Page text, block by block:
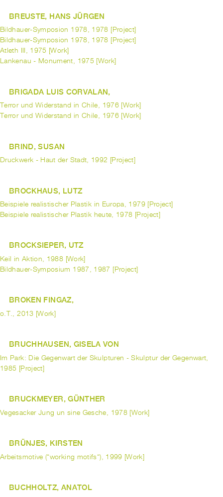
BREUSTE, HANS JÜRGEN
Bildhauer-Symposion 1978, 1978 [Project]
Bildhauer-Symposion 1978, 1978 [Project]
Atleth III, 1975 [Work]
Lankenau - Monument, 1975 [Work]
BRIGADA LUIS CORVALAN,
Terror und Widerstand in Chile, 1976 [Work]
Terror und Widerstand in Chile, 1976 [Work]
BRIND, SUSAN
Druckwerk - Haut der Stadt, 1992 [Project]
BROCKHAUS, LUTZ
Beispiele realistischer Plastik in Europa, 1979 [Project]
Beispiele realistischer Plastik heute, 1978 [Project]
BROCKSIEPER, UTZ
Keil in Aktion, 1988 [Work]
Bildhauer-Symposium 1987, 1987 [Project]
BROKEN FINGAZ,
o.T., 2013 [Work]
BRUCHHAUSEN, GISELA VON
Im Park: Die Gegenwart der Skulpturen - Skulptur der Gegenwart,
1985 [Project]
BRUCKMEYER, GÜNTHER
Vegesacker Jung un sine Gesche, 1978 [Work]
BRÜNJES, KIRSTEN
Arbeitsmotive (“working motifs“), 1999 [Work]
BUCHHOLTZ, ANATOL